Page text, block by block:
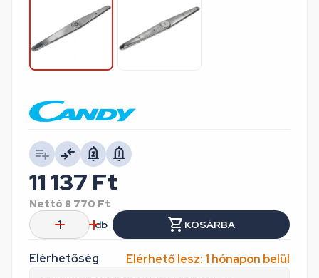
Elérhetőség
Elérhető lesz: 1 hónapon belül
11 137 Ft
Nettó 8 770 Ft
db
KOSÁRBA